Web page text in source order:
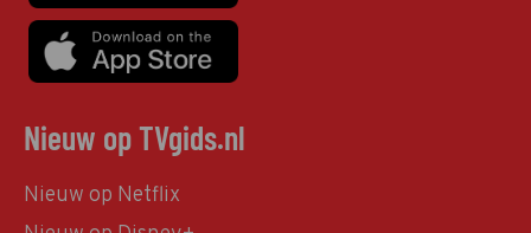
Nieuw op TVgids.nl
Nieuw op Netflix